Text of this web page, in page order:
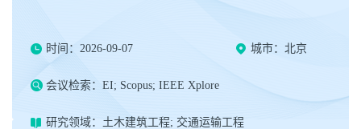
时间：2026-09-07 城市：北京
会议检索：EI; Scopus; IEEE Xplore
研究领域：土木建筑工程; 交通运输工程